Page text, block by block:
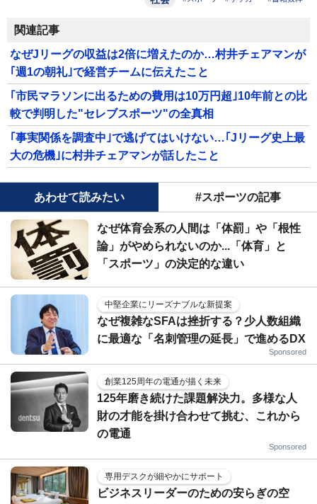
関連記事
なぜJリーグの収益は2倍に増えたのか…村井チェアマンが
｢週1の朝礼｣で経営チームに伝えたこと
｢市民マラソンに出るための費用は10万円超｣10年前との比
較で判明した"セレブスポーツ"の全真相
｢事実関係を調査中｣で逃げてはいけない…｢Jリーグ史上最
大の危機｣に村井チェアマンが話したこと
あわせて読みたい #スポーツの記事
なぜ体育会系の人間は「体罰」や「根性
論」がやめられないのか...「体育」と
「スポーツ」の決定的な違い
中堅企業にリーズナブルな新提案
なぜ複雑なSFAは挫折する？少人数組織
に最適な「名刺管理の延長」で進めるDX
Sponsored
創業125周年の電通が描く未来
125年磨き続けた課題解決力。多様な人
財の才能を掛け合わせて挑む、これから
の電通
Sponsored
専用デスクが細やかにサポート
ビジネスリーダーのための安らぎの空